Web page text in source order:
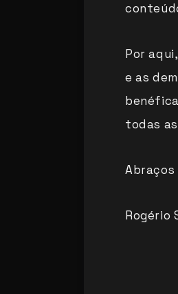
Por
e as
todas
Abraços
Rogério